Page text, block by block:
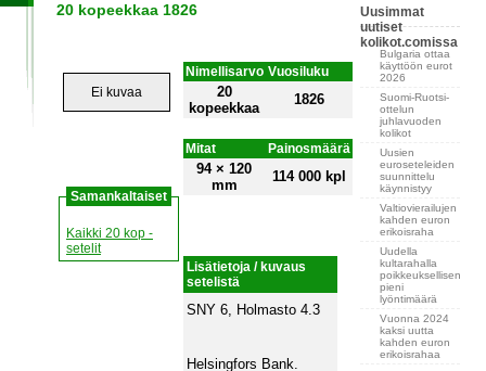
20 kopeekkaa 1826
Ei kuvaa
Samankaltaiset
Kaikki 20 kop -
setelit
Nimellisarvo Vuosiluku
20
kopeekkaa
1826
Mitat Painosmäärä
94 × 120
mm
114 000 kpl
Lisätietoja / kuvaus
setelistä
SNY 6, Holmasto 4.3
Helsingfors Bank.
Uusimmat
uutiset
kolikot.comissa
Bulgaria ottaa
käyttöön eurot
2026
Suomi-Ruotsi-
ottelun
juhlavuoden
kolikot
Uusien
euroseteleiden
suunnittelu
käynnistyy
Valtiovierailujen
kahden euron
erikoisraha
Uudella
kultarahalla
poikkeuksellisen
pieni
lyöntimäärä
Vuonna 2024
kaksi uutta
kahden euron
erikoisrahaa